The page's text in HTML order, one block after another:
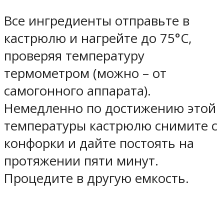
Все ингредиенты отправьте в
кастрюлю и нагрейте до 75°С,
проверяя температуру
термометром (можно – от
самогонного аппарата).
Немедленно по достижению этой
температуры кастрюлю снимите с
конфорки и дайте постоять на
протяжении пяти минут.
Процедите в другую емкость.